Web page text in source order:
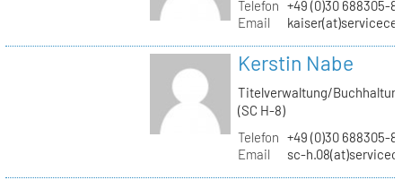
Telefon +49 (0)30 688305-
Email
Kerstin Nabe
Titelverwaltung/
(SC H-8)
Telefon +49 (0)30 688305-
Email
sc-